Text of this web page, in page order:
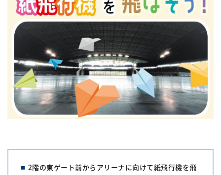
2階の東ゲート前からアリーナに向けて紙飛行機を飛